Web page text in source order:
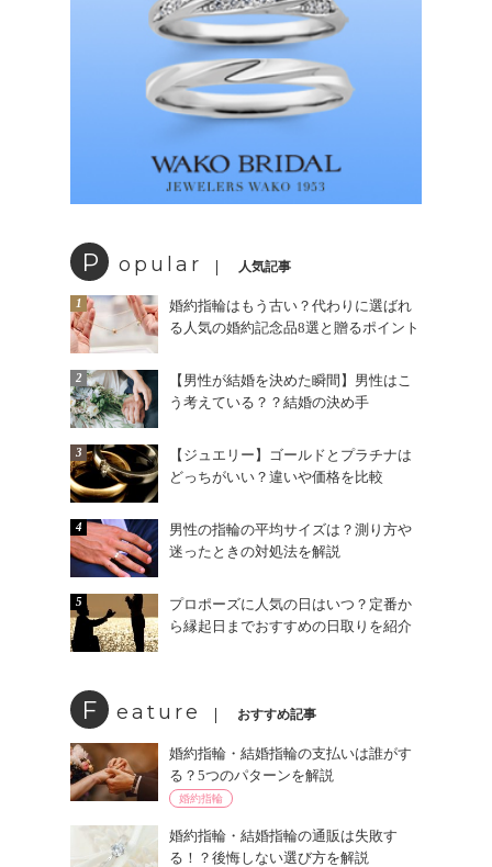
P opular 人気記事
1
婚約指輪はもう古い？代わりに選ばれ
る人気の婚約記念品8選と贈るポイント
2
【男性が結婚を決めた瞬間】男性はこ
う考えている？？結婚の決め手
3
【ジュエリー】ゴールドとプラチナは
どっちがいい？違いや価格を比較
4
男性の指輪の平均サイズは？測り方や
迷ったときの対処法を解説
5
プロポーズに人気の日はいつ？定番か
ら縁起日までおすすめの日取りを紹介
F eature おすすめ記事
婚約指輪・結婚指輪の支払いは誰がす
る？5つのパターンを解説
婚約指輪
婚約指輪・結婚指輪の通販は失敗す
る！？後悔しない選び方を解説